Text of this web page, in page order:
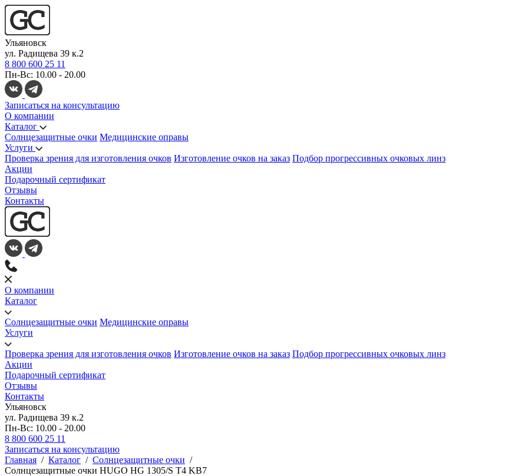
Ульяновск
ул. Радищева 39 к.2
8 800 600 25 11
Пн-Вс: 10.00 - 20.00
Записаться на консультацию
О компании
Каталог
Солнцезащитные очки Медицинские оправы
Услуги
Проверка зрения для изготовления очков Изготовление очков на заказ Подбор прогрессивных очковых линз
Акции
Подарочный сертификат
Отзывы
Контакты
О компании
Каталог
Солнцезащитные очки Медицинские оправы
Услуги
Проверка зрения для изготовления очков Изготовление очков на заказ Подбор прогрессивных очковых линз
Акции
Подарочный сертификат
Отзывы
Контакты
Ульяновск
ул. Радищева 39 к.2
Пн-Вс: 10.00 - 20.00
8 800 600 25 11
Записаться на консультацию
Главная / Каталог / Солнцезащитные очки /
Солнцезащитные очки HUGO HG 1305/S T4 KB7